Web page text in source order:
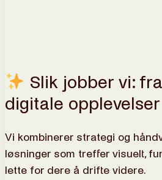
Slik jobber vi:
digitale opplevelser
Vi kombinerer strategi og
løsninger som treffer visuelt,
lette for dere å drifte videre.